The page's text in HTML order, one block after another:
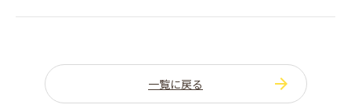
一覧に戻る